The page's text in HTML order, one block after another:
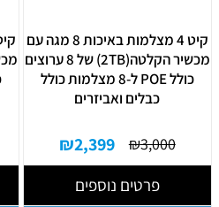
קיט 4 מצלמות באיכות 8 מגה עם
מכשיר הקלטה(2TB) של 8 ערוצים
כולל POE ל-8 מצלמות כולל
כבלים ואביזרים
₪3,000
₪2,399
פרטים נוספים